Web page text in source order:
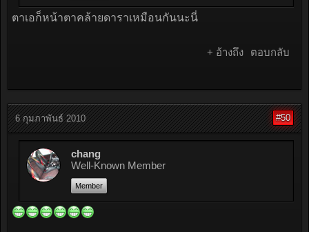
ตาเอก็หน้าตาคล้ายดาราเหมือนกันนะนี่
+ อ้างถึง ตอบกลับ
6 กุมภาพันธ์ 2010 #50
chang
Well-Known Member
Member